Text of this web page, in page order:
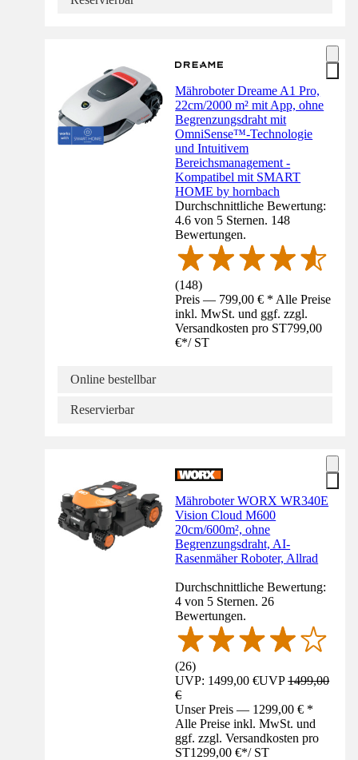
Mähroboter Dreame A1 Pro,
22cm/2000 m² mit App, ohne
Begrenzungsdraht mit
OmniSense™-Technologie
und Intuitivem
Bereichsmanagement -
Kompatibel mit SMART
HOME by hornbach
Durchschnittliche Bewertung:
4.6 von 5 Sternen. 148
Bewertungen.
(148)
Preis — 799,00 € * Alle Preise
inkl. MwSt. und ggf. zzgl.
Versandkosten pro ST799,00
€*/ ST
Online bestellbar
Reservierbar
Mähroboter WORX WR340E
Vision Cloud M600
20cm/600m², ohne
Begrenzungsdraht, AI-
Rasenmäher Roboter, Allrad
Durchschnittliche Bewertung:
4 von 5 Sternen. 26
Bewertungen.
(26)
UVP: 1499,00 €UVP1499,00
€
Unser Preis — 1299,00 € *
Alle Preise inkl. MwSt. und
ggf. zzgl. Versandkosten pro
ST1299,00 €*/ ST